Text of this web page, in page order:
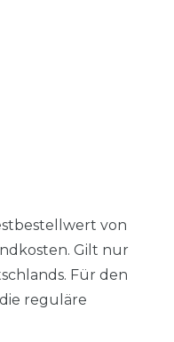
von
Gilt nur
Für den
reguläre